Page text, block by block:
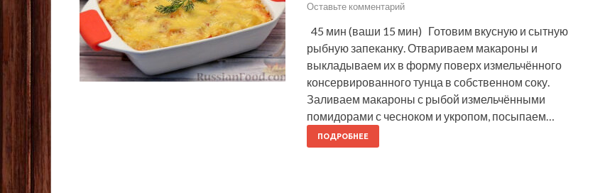
Оставьте комментарий
45 мин (ваши 15 мин) Готовим вкусную и сытную
рыбную запеканку. Отвариваем макароны и
выкладываем их в форму поверх измельчённого
консервированного тунца в собственном соку.
Заливаем макароны с рыбой измельчёнными
помидорами с чесноком и укропом, посыпаем…
ПОДРОБНЕЕ